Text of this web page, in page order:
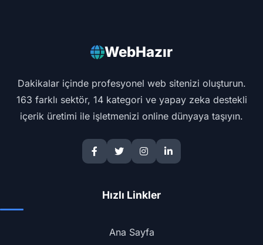
WebHazır
Dakikalar içinde profesyonel web sitenizi oluşturun.
163 farklı sektör, 14 kategori ve yapay zeka destekli
içerik üretimi ile işletmenizi online dünyaya taşıyın.
Hızlı Linkler
Ana Sayfa